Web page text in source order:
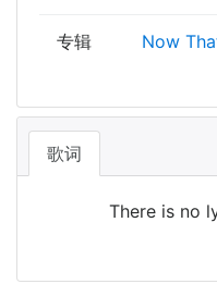
专辑 Now
歌词
There is no